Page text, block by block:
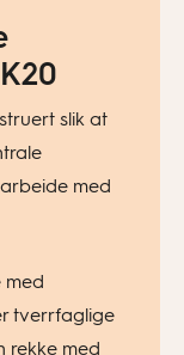
slik at
med
med
tverrfaglige
rekke med